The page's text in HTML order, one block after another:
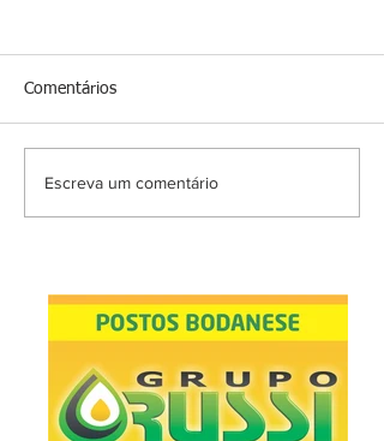
Comentários
Escreva um comentário